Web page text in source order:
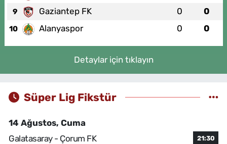
9 Gaziantep FK 0 0
10 Alanyaspor 0 0
Detaylar için tıklayın
Süper Lig Fikstür
14 Ağustos, Cuma
Galatasaray - Çorum FK
21:30